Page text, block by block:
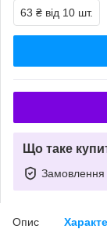
63 ₴ від 10 шт.
Що таке
Замовлення
Опис